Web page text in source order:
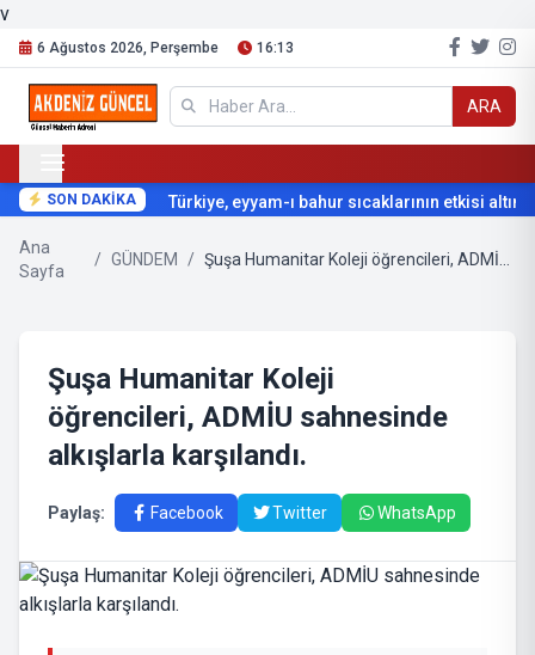
v
6 Ağustos 2026, Perşembe 16:13
ARA
SON DAKİKA Türkiye, eyyam-ı bahur sıcaklarının etkisi altına
Ana
Sayfa
/ GÜNDEM /
Şuşa Humanitar Koleji
öğrencileri, ADMİU sahnesinde
alkışlarla karşılandı.
Paylaş: Facebook Twitter WhatsApp